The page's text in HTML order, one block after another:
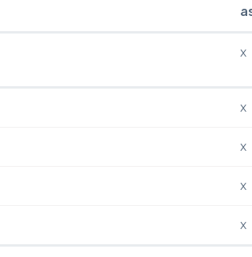
x
x
x
x
x